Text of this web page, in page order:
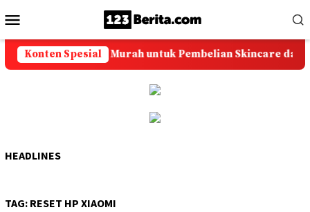
ke
kontenMobile
Konten Spesial
Solusi Ongkir Murah untuk Pembelian Skincare dan
HEADLINES
TAG: RESET HP XIAOMI